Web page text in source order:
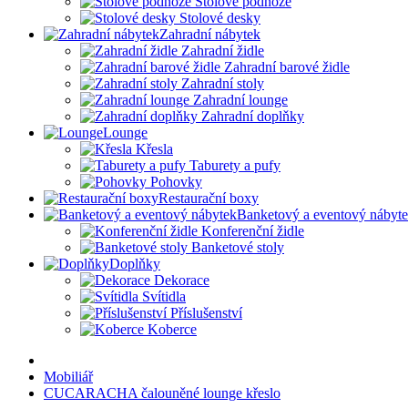
Stolové desky
Zahradní nábytek
Zahradní židle
Zahradní barové židle
Zahradní stoly
Zahradní lounge
Zahradní doplňky
Lounge
Křesla
Taburety a pufy
Pohovky
Restaurační boxy
Banketový a eventový
Konferenční židle
Banketové stoly
Doplňky
Dekorace
Svítidla
Příslušenství
Koberce
Mobiliář
CUCARACHA čalouněné lounge křeslo